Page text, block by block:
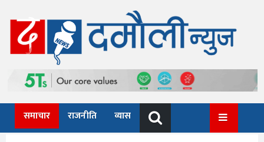
content
समाचार राजनीति व्यास